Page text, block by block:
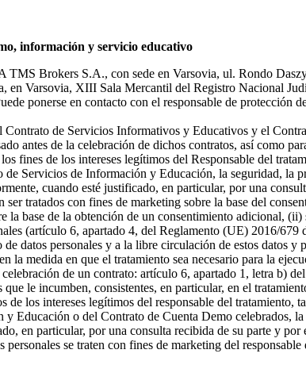
información y servicio educativo
TMS Brokers S.A., con sede en Varsovia, ul. Rondo
en Varsovia, XIII Sala Mercantil del Registro Nacional
ponerse en contacto con el responsable de protección
Contrato de Servicios Informativos y Educativos y el
antes de la celebración de dichos contratos, así como
fines de los intereses legítimos del Responsable del
Servicios de Información y Educación, la seguridad, la
cuando esté justificado, en particular, por una
tratados con fines de marketing sobre la base del
la base de la obtención de un consentimiento adicional,
(artículo 6, apartado 4, del Reglamento (UE) 2016/
datos personales y a la libre circulación de estos datos
la medida en que el tratamiento sea necesario para la
de un contrato: artículo 6, apartado 1, letra b)
le incumben, consistentes, en particular, en el
de los intereses legítimos del responsable del
Educación o del Contrato de Cuenta Demo celebrados,
en particular, por una consulta recibida de su parte y
se traten con fines de marketing del